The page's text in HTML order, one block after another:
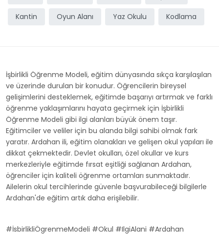
Kantin Oyun Alanı Yaz Okulu Kodlama
İşbirlikli Öğrenme Modeli, eğitim dünyasında sıkça karşılaşılan
ve üzerinde durulan bir konudur. Öğrencilerin bireysel
gelişimlerini desteklemek, eğitimde başarıyı artırmak ve farklı
öğrenme yaklaşımlarını hayata geçirmek için İşbirlikli
Öğrenme Modeli gibi ilgi alanları büyük önem taşır.
Eğitimciler ve veliler için bu alanda bilgi sahibi olmak fark
yaratır. Ardahan ili, eğitim olanakları ve gelişen okul yapıları ile
dikkat çekmektedir. Devlet okulları, özel okullar ve kurs
merkezleriyle eğitimde fırsat eşitliği sağlanan Ardahan,
öğrenciler için kaliteli öğrenme ortamları sunmaktadır.
Ailelerin okul tercihlerinde güvenle başvurabileceği bilgilerle
Ardahan'de eğitim artık daha erişilebilir.
#İsbirlikliÖgrenmeModeli #Okul #IlgiAlani #Ardahan